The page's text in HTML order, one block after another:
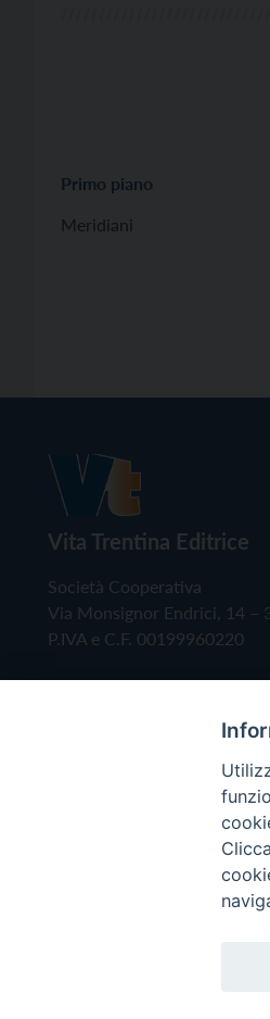
Primo piano
Meridiani
Vita Trentina Editrice
Società Cooperativa
Via Monsignor Endrici, 14 –
P.IVA e C.F. 00199960220
Copyright © 2019 -